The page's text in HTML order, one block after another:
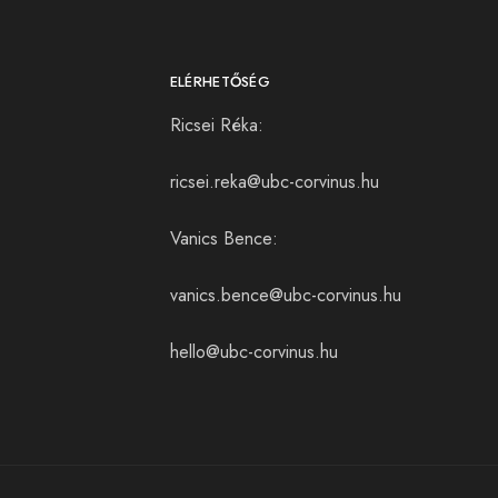
ELÉRHETŐSÉG
Ricsei Réka:
ricsei.reka@ubc-corvinus.hu
Vanics Bence:
vanics.bence@ubc-corvinus.hu
hello@ubc-corvinus.hu